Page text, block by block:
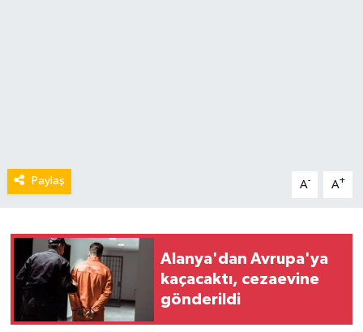
Paylaş A- A+
Alanya'dan Avrupa'ya
kaçacaktı, cezaevine
gönderildi